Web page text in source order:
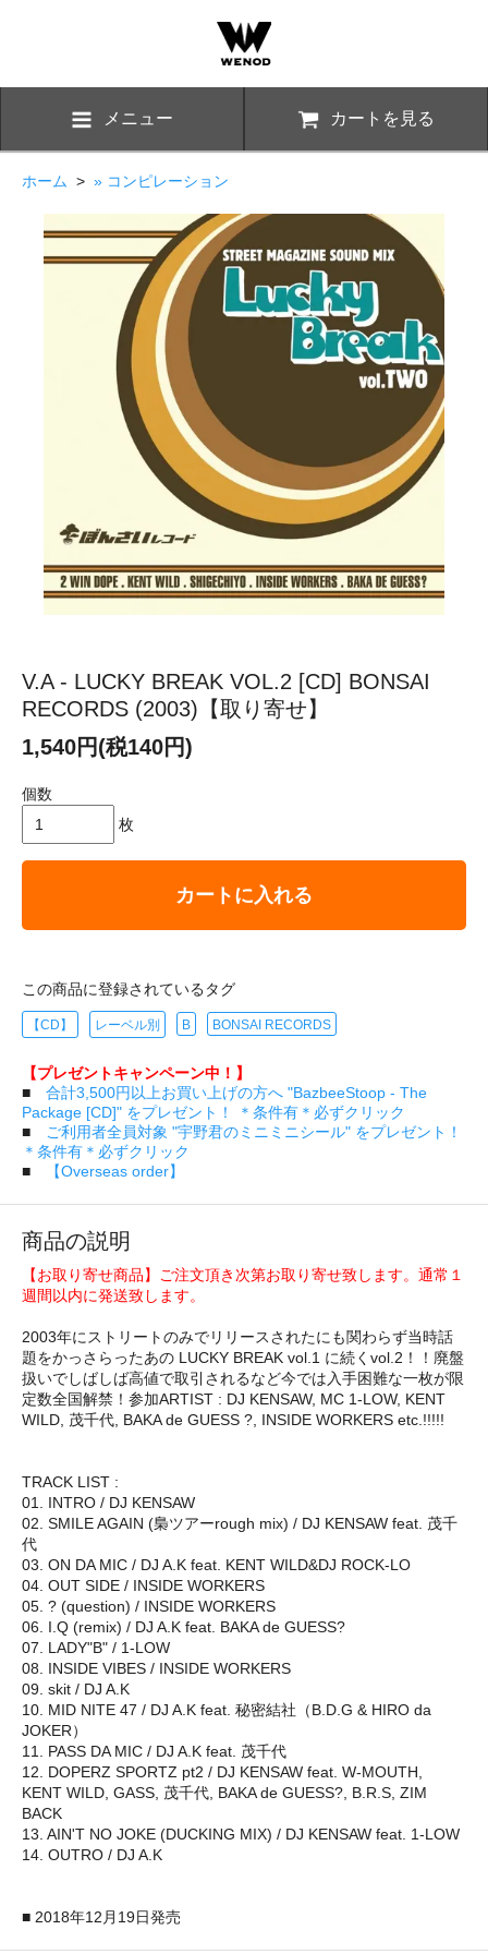
メニュー カートを見る
ホーム > » コンピレーション
V.A - LUCKY BREAK VOL.2 [CD] BONSAI
RECORDS (2003)【取り寄せ】
1,540円(税140円)
個数
枚
カートに入れる
この商品に登録されているタグ
【CD】 レーベル別 B BONSAI RECORDS
【プレゼントキャンペーン中！】
■ 合計3,500円以上お買い上げの方へ "BazbeeStoop - The
Package [CD]" をプレゼント！ ＊条件有＊必ずクリック
■
ご利用者全員対象 "宇野君のミニミニシール" をプレゼント！
＊条件有＊必ずクリック
■
【Overseas order】
商品の説明
【お取り寄せ商品】ご注文頂き次第お取り寄せ致します。通常１
週間以内に発送致します。
2003年にストリートのみでリリースされたにも関わらず当時話
題をかっさらったあの LUCKY BREAK vol.1 に続くvol.2！！廃盤
扱いでしばしば高値で取引されるなど今では入手困難な一枚が限
定数全国解禁！参加ARTIST : DJ KENSAW, MC 1-LOW, KENT
WILD, 茂千代, BAKA de GUESS ?, INSIDE WORKERS etc.!!!!!
TRACK LIST :
01. INTRO / DJ KENSAW
02. SMILE AGAIN (梟ツアーrough mix) / DJ KENSAW feat. 茂千
代
03. ON DA MIC / DJ A.K feat. KENT WILD&DJ ROCK-LO
04. OUT SIDE / INSIDE WORKERS
05. ? (question) / INSIDE WORKERS
06. I.Q (remix) / DJ A.K feat. BAKA de GUESS?
07. LADY"B" / 1-LOW
08. INSIDE VIBES / INSIDE WORKERS
09. skit / DJ A.K
10. MID NITE 47 / DJ A.K feat. 秘密結社（B.D.G & HIRO da
JOKER）
11. PASS DA MIC / DJ A.K feat. 茂千代
12. DOPERZ SPORTZ pt2 / DJ KENSAW feat. W-MOUTH,
KENT WILD, GASS, 茂千代, BAKA de GUESS?, B.R.S, ZIM
BACK
13. AIN'T NO JOKE (DUCKING MIX) / DJ KENSAW feat. 1-LOW
14. OUTRO / DJ A.K
■ 2018年12月19日発売